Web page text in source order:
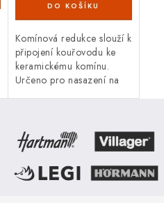
Komínová redukce slouží k
připojení kouřovodu ke
keramickému komínu.
Určeno pro nasazení na
šňůrou.